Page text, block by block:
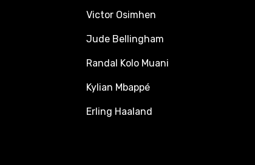
Victor Osimhen
Jude Bellingham
Randal Kolo Muani
Kylian Mbappé
Erling Haaland